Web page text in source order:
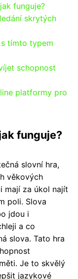
funguje?
skrytých
tímto typem
schopnost
platformy pro
funguje?
slovní hra,
věkových
mají za úkol najít
poli. Slova
jdou i
a co
slova. Tato hra
Je to skvělý
jazykové